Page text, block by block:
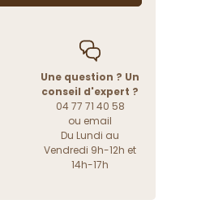
Une question ? Un
conseil d'expert ?
04 77 71 40 58
ou email
Du Lundi au
Vendredi 9h-12h et
14h-17h